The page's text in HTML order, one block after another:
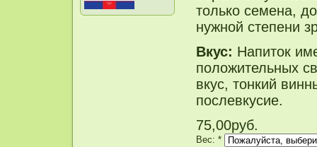
только семена,
нужной степени
Вкус: Напиток
положительных
вкус, тонкий
послевкусие.
75,00руб.
Вес: *